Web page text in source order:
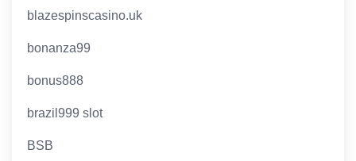
blazespinscasino.uk
bonanza99
bonus888
brazil999 slot
BSB